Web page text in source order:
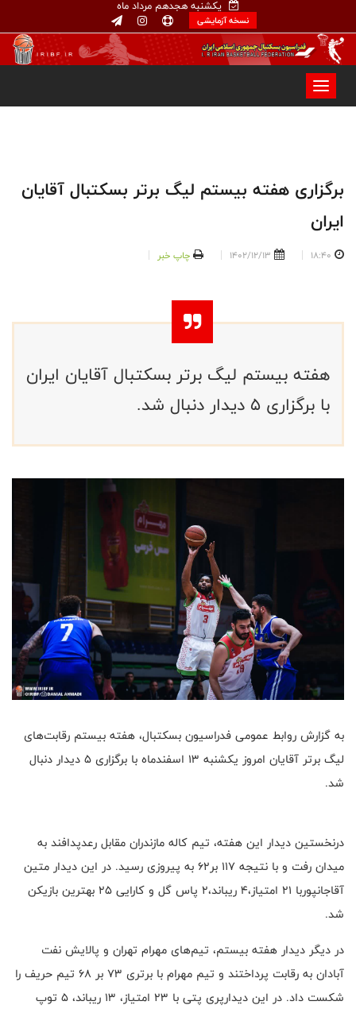
یکشنبه هجدهم مرداد ماه
نسخه آزمایشی
برگزاری هفته بیستم لیگ برتر بسکتبال آقایان
ایران
18:40
1402/12/13 چاپ خبر
هفته بیستم لیگ برتر بسکتبال آقایان ایران
با برگزاری ۵ دیدار دنبال شد.
به گزارش روابط عمومی فدراسیون بسکتبال، هفته بیستم رقابت‌های
لیگ برتر آقایان امروز یکشنبه ۱۳ اسفندماه با برگزاری ۵ دیدار دنبال
شد.
درنخستین دیدار این هفته، تیم کاله مازندران مقابل رعدپدافند به
میدان رفت و با نتیجه ۱۱۷ بر۶۲ به پیروزی رسید. در این دیدار متین
آقاجانپوربا ۲۱ امتیاز،۴ ریباند،۲ پاس گل و کارایی ۲۵ بهترین بازیکن
شد.
در دیگر دیدار هفته بیستم، تیم‌های مهرام تهران و پالایش نفت
آبادان به رقابت پرداختند و تیم مهرام با برتری ۷۳ بر ۶۸ تیم حریف را
شکست داد. در این دیدارپری پتی با ۲۳ امتیاز، ۱۳ ریباند، ۵ توپ